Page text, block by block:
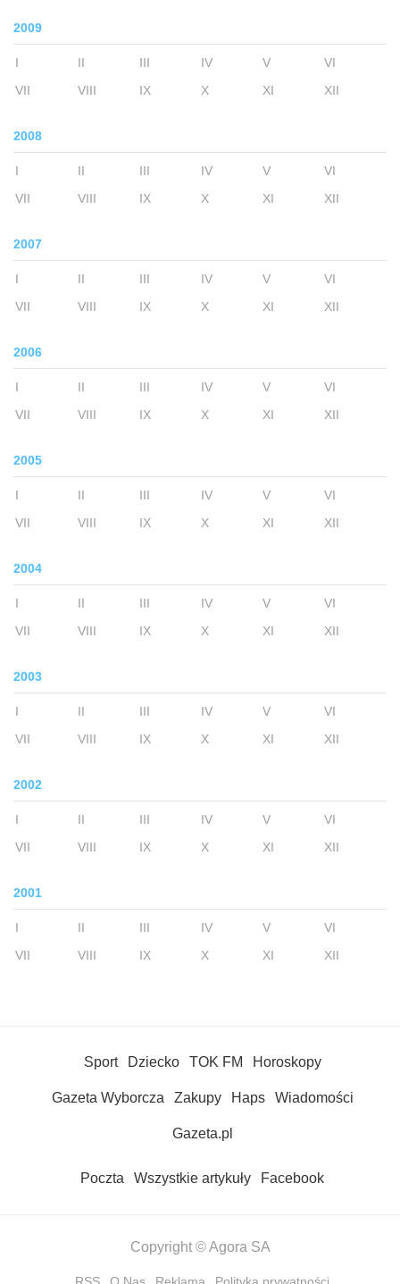
2009
I II III IV V
VI
VII
VIII IX X XI XII
2008
I II III IV V
VI
VII
VIII IX X XI XII
2007
I II III IV V
VI
VII
VIII IX X XI XII
2006
I II III IV V
VI
VII
VIII IX X XI XII
2005
I II III IV V
VI
VII
VIII IX X XI XII
2004
I II III IV V
VI
VII
VIII IX X XI XII
2003
I II III IV V
VI
VII
VIII IX X XI XII
2002
I II III IV V
VI
VII
VIII IX X XI XII
2001
I II III IV V
VI
VII
VIII IX X XI XII
Sport Dziecko TOK FM Horoskopy
Gazeta Wyborcza Zakupy Haps Wiadomości
Gazeta.pl
Poczta Wszystkie artykuły Facebook
Copyright © Agora SA